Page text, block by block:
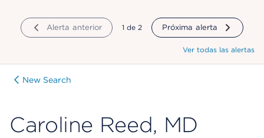
Alerta anterior mostrando
1 de 2 Próxima alerta
Ver todas las alertas
New Search
Caroline Reed, MD